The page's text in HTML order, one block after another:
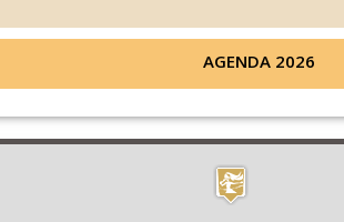
AGENDA 2026